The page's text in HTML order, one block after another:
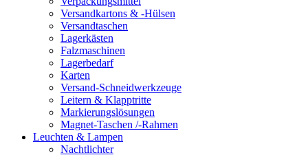
Versandkartons & -Hülsen
Versandtaschen
Lagerkästen
Falzmaschinen
Lagerbedarf
Karten
Versand-Schneidwerkzeuge
Leitern & Klapptritte
Markierungslösungen
Magnet-Taschen /-Rahmen
Leuchten & Lampen
Nachtlichter